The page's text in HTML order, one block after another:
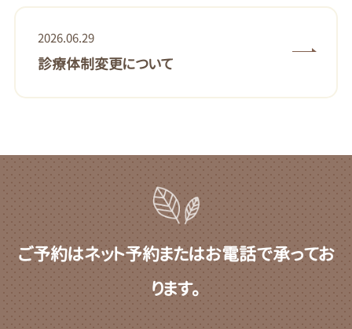
2026.06.29
診療体制変更について
ご予約はネット予約またはお電話で承ってお
ります。